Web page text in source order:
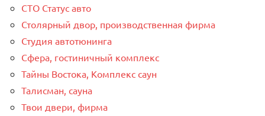
СТО Статус авто
Столярный двор, производственная фирма
Студия автотюнинга
Сфера, гостиничный комплекс
Тайны Востока, Комплекс саун
Талисман, сауна
Твои двери, фирма